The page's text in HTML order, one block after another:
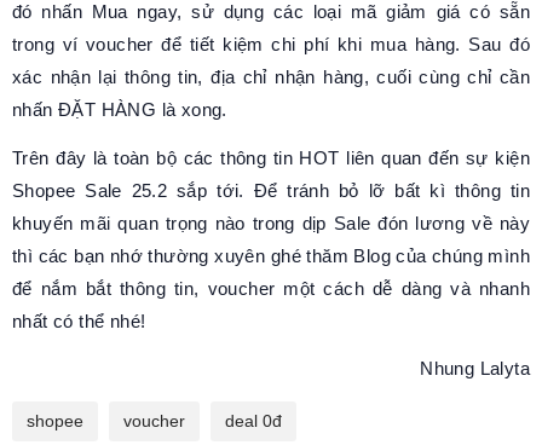
đó nhấn Mua ngay, sử dụng các loại mã giảm giá có sẵn
trong ví voucher để tiết kiệm chi phí khi mua hàng. Sau đó
xác nhận lại thông tin, địa chỉ nhận hàng, cuối cùng chỉ cần
nhấn ĐẶT HÀNG là xong.
Trên đây là toàn bộ các thông tin HOT liên quan đến sự kiện
Shopee Sale 25.2 sắp tới. Để tránh bỏ lỡ bất kì thông tin
khuyến mãi quan trọng nào trong dịp Sale đón lương về này
thì các bạn nhớ thường xuyên ghé thăm Blog của chúng mình
để nắm bắt thông tin, voucher một cách dễ dàng và nhanh
nhất có thể nhé!
Nhung Lalyta
shopee voucher deal 0đ